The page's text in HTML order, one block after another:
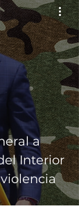
a
Interior